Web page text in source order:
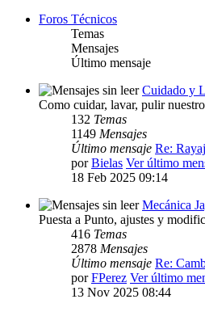
Foros Técnicos
Temas
Mensajes
Último mensaje
Cuidado y
Como cuidar, lavar, pulir
132 Temas
1149 Mensajes
Último mensaje Re:
porBielas Ver último
18 Feb 2025 09:14
Mecánica
Puesta a Punto, ajustes y
416 Temas
2878 Mensajes
Último mensaje Re:
porFPerez Ver último
13 Nov 2025 08:44